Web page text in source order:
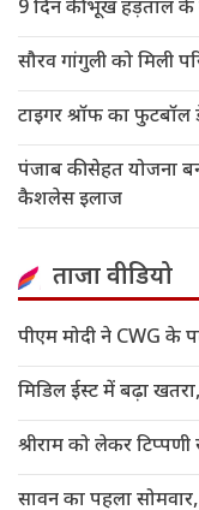
9 दिन की भूख हड़ताल के
सौरव गांगुली को मिली
टाइगर श्रॉफ का
पंजाब की सेहत योजना
कैशलेस इलाज
ताजा वीडियो
पीएम मोदी ने CWG के
मिडिल ईस्ट में बढ़ा
श्रीराम को लेकर
सावन का पहला